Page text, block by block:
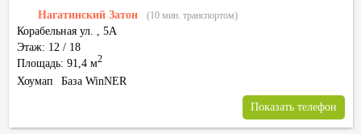
Нагатинский Затон (10 мин. транспортом)
Корабельная ул. , 5А
Этаж: 12 / 18
Площадь: 91,4 м2
Хоумап База WinNER
Показать телефон